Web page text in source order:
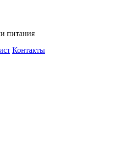
питания
Контакты